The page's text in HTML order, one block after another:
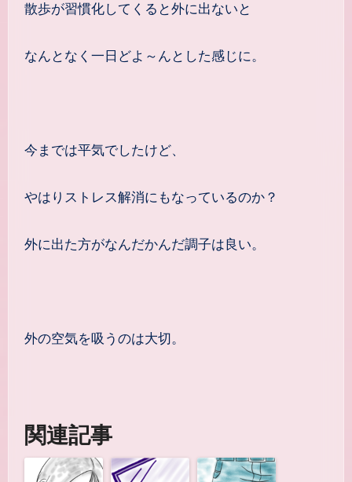
散歩が習慣化してくると外に出ないと
なんとなく一日どよ～んとした感じに。
今までは平気でしたけど、
やはりストレス解消にもなっているのか？
外に出た方がなんだかんだ調子は良い。
外の空気を吸うのは大切。
関連記事